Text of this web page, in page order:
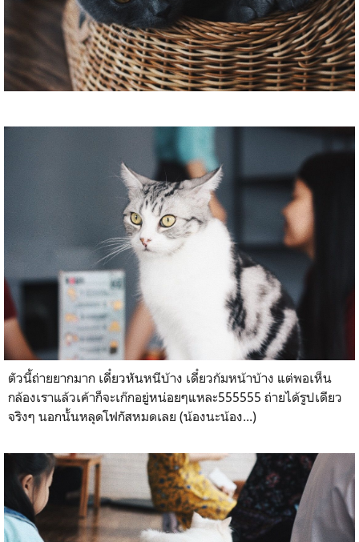
ตัวนี้ถ่ายยากมาก เดี๋ยวหันหนีบ้าง เดี๋ยวก้มหน้าบ้าง แต่พอเห็น
กล้องเราแล้วเค้าก็จะเก๊กอยู่หน่อยๆแหละ555555 ถ่ายได้รูปเดียว
จริงๆ นอกนั้นหลุดโฟกัสหมดเลย (น้องนะน้อง...)